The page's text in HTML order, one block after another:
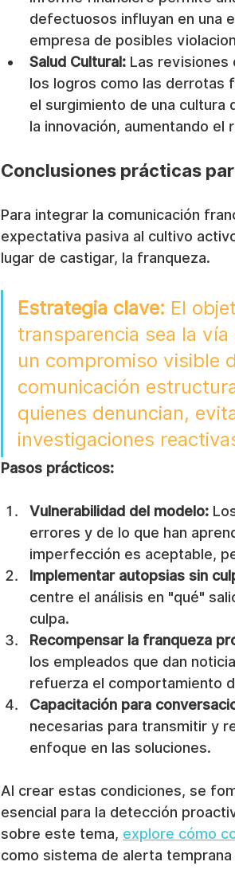
defectuosos influyan en una
empresa de posibles
Salud Cultural: Las
los logros como las derrotas
el surgimiento de una cultura
la innovación, aumentando el
Conclusiones prácticas
Para integrar la comunicación
expectativa pasiva al cultivo
lugar de castigar, la franqueza.
Estrategia clave: El
transparencia sea la
un compromiso visible
comunicación
quienes denuncian,
investigaciones
Pasos prácticos:
Vulnerabilidad del modelo:
errores y de lo que han
imperfección es aceptable,
Implementar autopsias sin
centre el análisis en "qué"
culpa.
Recompensar la franqueza
los empleados que dan
refuerza el comportamiento
Capacitación para
necesarias para transmitir y
enfoque en las soluciones.
Al crear estas condiciones, se
esencial para la detección
sobre este tema, explore cómo
como sistema de alerta